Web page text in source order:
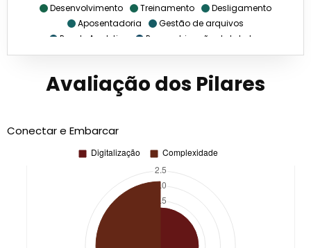
Desenvolvimento
Treinamento
Desligamento
Aposentadoria
Gestão de arquivos
People Analytics
Parametrização de tabelas
Processamento de folha de pagamento
Avaliação dos Pilares
Conectar e Embarcar